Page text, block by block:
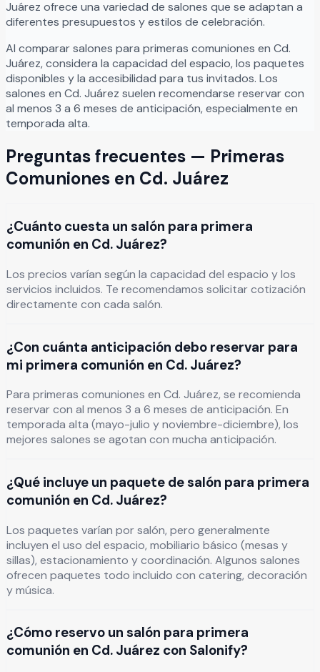
Juárez ofrece una variedad de salones que se adaptan a
diferentes presupuestos y estilos de celebración.
Al comparar salones para primeras comuniones en Cd.
Juárez, considera la capacidad del espacio, los paquetes
disponibles y la accesibilidad para tus invitados. Los
salones en Cd. Juárez suelen recomendarse reservar con
al menos 3 a 6 meses de anticipación, especialmente en
temporada alta.
Preguntas frecuentes — Primeras
Comuniones en Cd. Juárez
¿Cuánto cuesta un salón para primera
comunión en Cd. Juárez?
Los precios varían según la capacidad del espacio y los
servicios incluidos. Te recomendamos solicitar cotización
directamente con cada salón.
¿Con cuánta anticipación debo reservar para
mi primera comunión en Cd. Juárez?
Para primeras comuniones en Cd. Juárez, se recomienda
reservar con al menos 3 a 6 meses de anticipación. En
temporada alta (mayo-julio y noviembre-diciembre), los
mejores salones se agotan con mucha anticipación.
¿Qué incluye un paquete de salón para primera
comunión en Cd. Juárez?
Los paquetes varían por salón, pero generalmente
incluyen el uso del espacio, mobiliario básico (mesas y
sillas), estacionamiento y coordinación. Algunos salones
ofrecen paquetes todo incluido con catering, decoración
y música.
¿Cómo reservo un salón para primera
comunión en Cd. Juárez con Salonify?